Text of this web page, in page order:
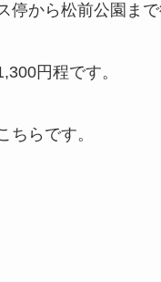
停から松前公園まで
円程です。
ちらです。